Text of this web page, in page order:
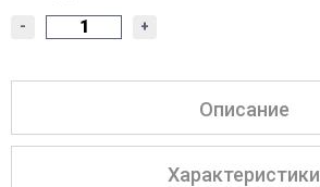
- +
Описание
Характеристики